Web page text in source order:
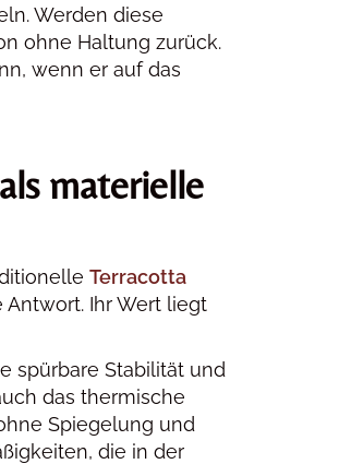
Werden diese
ohne Haltung zurück.
wenn er auf das
materielle
Terracotta
Ihr Wert liegt
spürbare Stabilität und
das thermische
Spiegelung und
die in der